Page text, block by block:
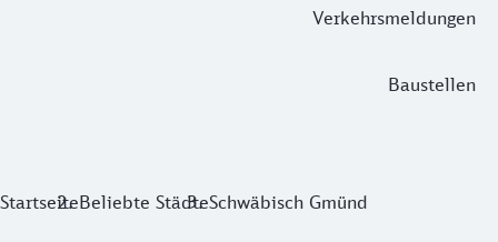
Verkehrsmeldungen
Baustellen
StartseiteBeliebte StädteSchwäbisch Gmünd